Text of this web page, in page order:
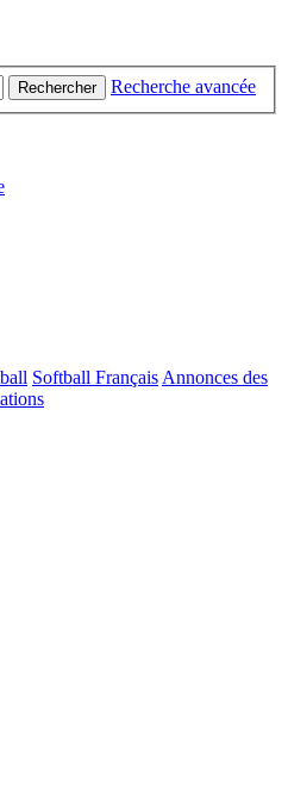
Rechercher Recherche avancée
Softball Français Annonces des